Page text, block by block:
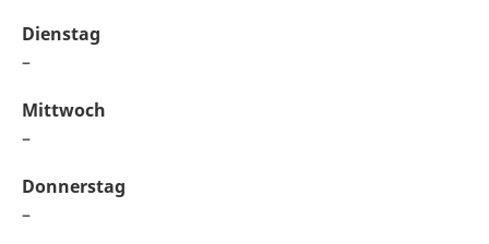
Dienstag
–
Mittwoch
–
Donnerstag
–